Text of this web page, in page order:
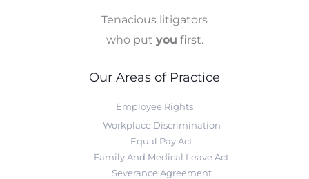
Tenacious litigators
who put you first.
Our Areas of Practice
Employee Rights
Workplace Discrimination
Equal Pay Act
Family And Medical Leave Act
Severance Agreement